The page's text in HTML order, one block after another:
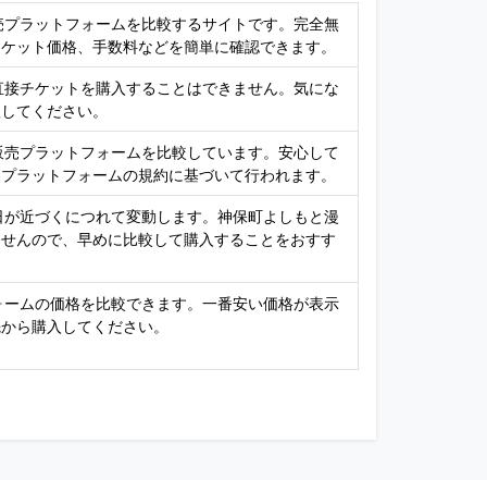
ラットフォームを比較するサイトです。完全無
ット価格、手数料などを簡単に確認できます。
チケットを購入することはできません。気にな
てください。
プラットフォームを比較しています。安心して
ラットフォームの規約に基づいて行われます。
近づくにつれて変動します。神保町よしもと漫
んので、早めに比較して購入することをおすす
ムの価格を比較できます。一番安い価格が表示
ら購入してください。